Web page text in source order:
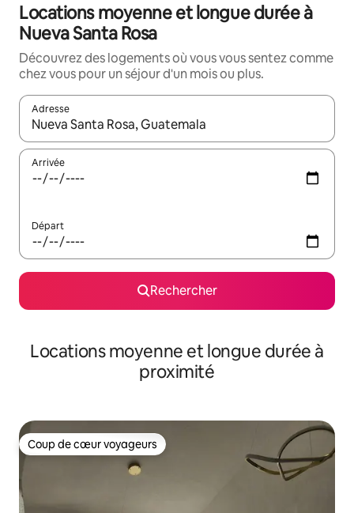
Locations moyenne et longue durée à
Nueva Santa Rosa
Découvrez des logements où vous vous sentez comme
chez vous pour un séjour d'un mois ou plus.
Adresse
Lorsque les résultats s'affichent, utilisez les flèches vers le
Arrivée
Départ
Rechercher
Locations moyenne et longue durée à
proximité
Coup de cœur voyageurs
Coup de cœur voyageurs